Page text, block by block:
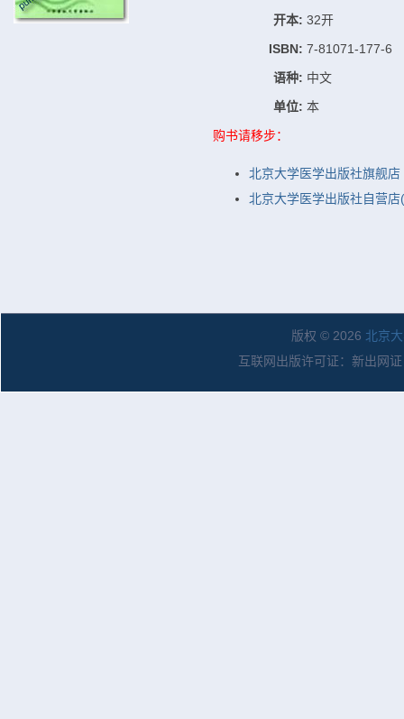
开本: 32开
ISBN: 7-81071-177-6
语种: 中文
单位: 本
购书请移步：
北京大学医学出版社旗舰店
北京大学医学出版社自营店
版权 © 2026 北京
互联网出版许可证：新出网